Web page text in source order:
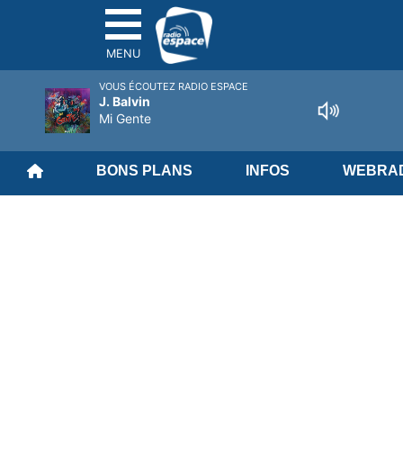
MENU
BONS PLANS INFOS
VOUS ÉCOUTEZ RADIO ESPACE
J. Balvin
Mi Gente